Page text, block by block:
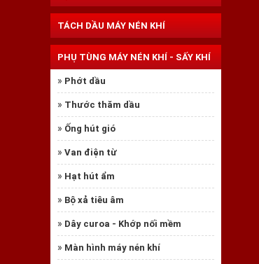
TÁCH DẦU MÁY NÉN KHÍ
PHỤ TÙNG MÁY NÉN KHÍ - SẤY KHÍ
» Phớt dầu
» Thước thăm dầu
» Ống hút gió
» Van điện từ
» Hạt hút ẩm
» Bộ xả tiêu âm
» Dây curoa - Khớp nối mềm
» Màn hình máy nén khí